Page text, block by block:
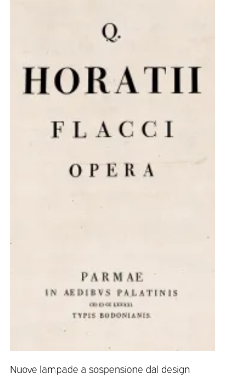
Nuove lampade a sospensione dal design